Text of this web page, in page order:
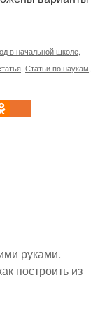
в начальной школе
Статьи по наукам
руками.
построить из